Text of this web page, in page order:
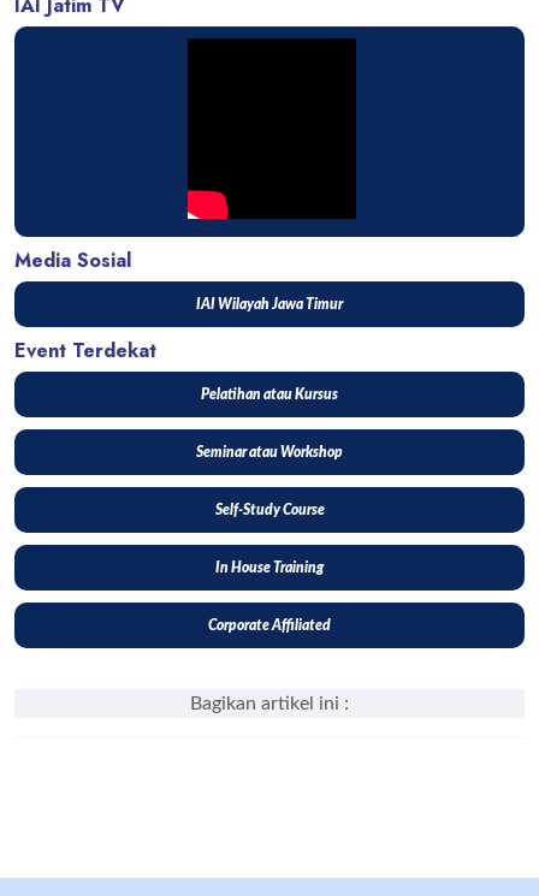
Media Sosial
IAI Wilayah Jawa Timur
Event Terdekat
Pelatihan atau Kursus
Seminar atau Workshop
Self-Study Course
In House Training
Corporate Affiliated
Bagikan artikel ini :